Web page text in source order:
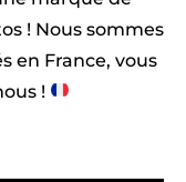
! Nous sommes
en France, vous
!